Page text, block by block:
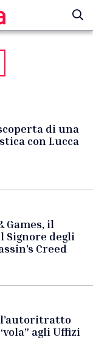
di una
con Lucca
Games, il
Signore degli
Creed
l’autoritratto
agli Uffizi